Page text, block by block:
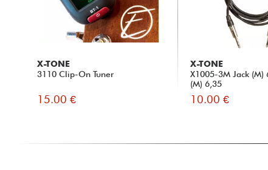
X-TONE
3110 Clip-On Tuner
15.00 €
X-TONE
X1005-3M Jack (M)
(M) 6,35
10.00 €